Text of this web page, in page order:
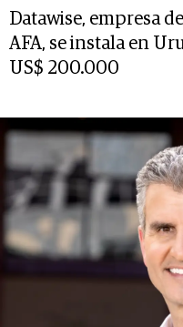
Datawise, empresa
AFA, se instala en
US$ 200.000